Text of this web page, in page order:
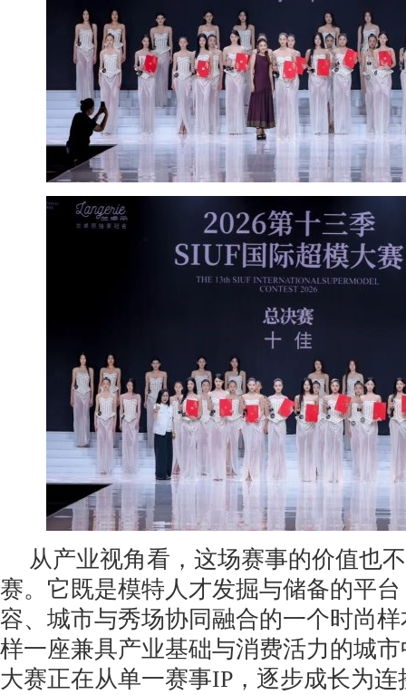
从产业视角看，这场赛事的价值也
赛。它既是模特人才发掘与储备的平
容、城市与秀场协同融合的一个时尚
样一座兼具产业基础与消费活力的城
大赛正在从单一赛事IP，逐步成长为